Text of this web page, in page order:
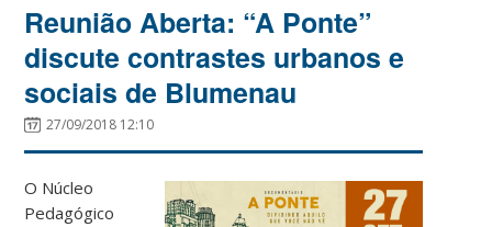
Reunião Aberta: “A Ponte”
discute contrastes urbanos e
sociais de Blumenau
27/09/2018 12:10
O Núcleo
Pedagógico